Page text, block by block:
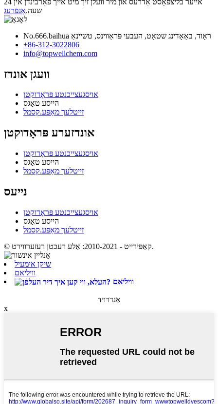
שעה.אָנפֿרעג
No.666.baihua ראָוד, באַאָדינג שטאָט, העבעי פּראַווינס, טשיינאַ
+86-312-3022806
info@topwellchem.com
וועגן אונדז
אויסגעצייכנטע פּראָדוקטן
הייסע טאַגס
זייטלעך מאַפּע.קסמל
אונדזערע פּראָדוקטן
אויסגעצייכנטע פּראָדוקטן
הייסע טאַגס
זייטלעך מאַפּע.קסמל
נייעס
אויסגעצייכנטע פּראָדוקטן
הייסע טאַגס
זייטלעך מאַפּע.קסמל
© קאַפּירייט - 2010-2021: אַלע רעכטן רעזערווירט.
שיקן אימעיל
וויליאם
וויליאם
אַנדרויד
x